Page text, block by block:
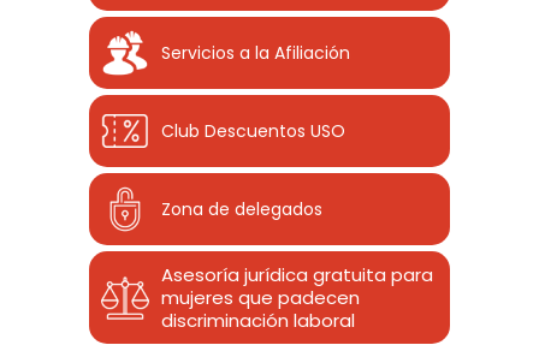
Servicios a la Afiliación
Club Descuentos USO
Zona de delegados
Asesoría jurídica gratuita para
mujeres que padecen
discriminación laboral